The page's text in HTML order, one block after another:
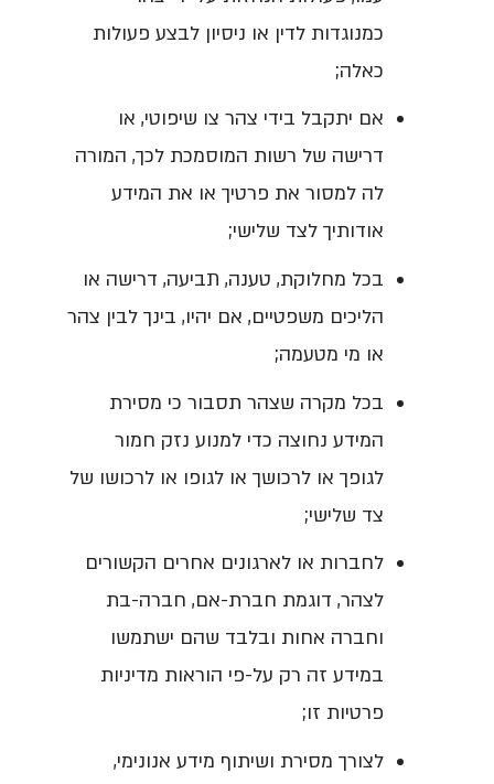
כמנוגדות לדין או ניסיון לבצע פעולות
כאלה;
אם יתקבל בידי צהר צו שיפוטי, או
דרישה של רשות המוסמכת לכך, המורה
לה למסור את פרטיך או את המידע
אודותיך לצד שלישי;
בכל מחלוקת, טענה, תביעה, דרישה או
הליכים משפטיים, אם יהיו, בינך לבין צהר
או מי מטעמה;
בכל מקרה שצהר תסבור כי מסירת
המידע נחוצה כדי למנוע נזק חמור
לגופך או לרכושך או לגופו או לרכושו של
צד שלישי;
לחברות או לארגונים אחרים הקשורים
לצהר, דוגמת חברת-אם, חברה-בת
וחברה אחות ובלבד שהם ישתמשו
במידע זה רק על-פי הוראות מדיניות
פרטיות זו;
לצורך מסירת ושיתוף מידע אנונימי,